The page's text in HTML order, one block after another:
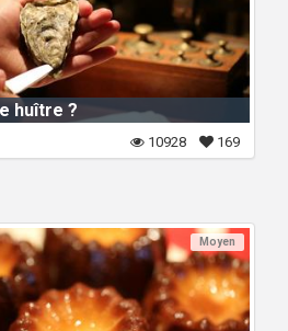
huître ?
169
10928
Moyen